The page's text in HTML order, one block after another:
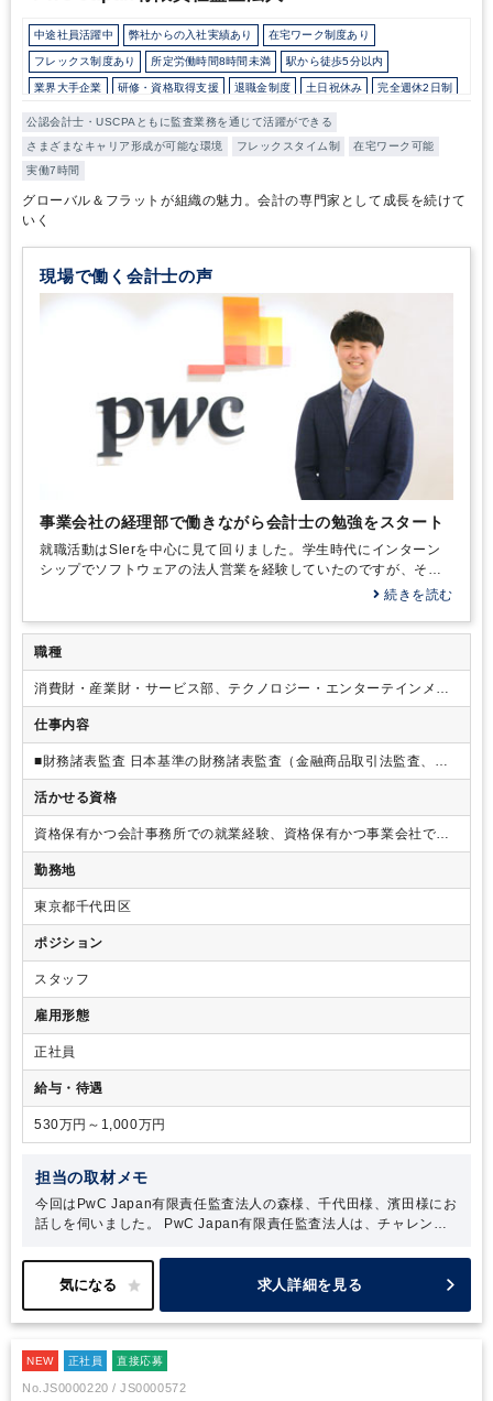
構築されていて、お互いに敬意を持ちながら働いているのもクロー
ム税理士法人の魅力です。自分をスキルアップさせたい方、事務所
のメンバーと共に「お客様のために」何ができるかを追求したい方
にとっては、長く就業できる税理士法人だと思います。
中途社員活躍中 弊社からの入社実績あり 在宅ワーク制度あり
フレックス制度あり 所定労働時間8時間未満 駅から徒歩5分以内
業界大手企業 研修・資格取得支援 退職金制度 土日祝休み 完全週休2日制
年間休日120日以上 総合力（Big４～準大手）
公認会計士・USCPAともに監査業務を通じて活躍ができる
さまざまなキャリア形成が可能な環境
フレックスタイム制
在宅ワーク可能
実働7時間
グローバル＆フラットが組織の魅力。会計の専門家として成長を続けて
いく
現場で働く会計士の声
事業会社の経理部で働きながら会計士の勉強をスタート
就職活動はSlerを中心に見て回りました。学生時代にインターン
シップでソフトウェアの法人営業を経験していたのですが、それ
が楽しくて。とはいえ、まったく同じことをするのも面白くない
続きを読む
職種
消費財・産業財・サービス部、テクノロジー・エンターテインメン
ト部での会計監査
仕事内容
■財務諸表監査 日本基準の財務諸表監査（金融商品取引法監査、会
社法監査、各種業法に基づく監査、公開準備会社の財務諸表監査、
特殊法人監査、その他）、海外基準の財務諸表監査（国際監査基準
に基づく監査、米国監査基準に基づく監査） ■内部統制監査
活かせる資格
資格保有かつ会計事務所での就業経験、資格保有かつ事業会社での
経理部門経験、資格保有かつ海外営業や経営企画部門での経験 な
ど
勤務地
東京都千代田区
ポジション
スタッフ
雇用形態
正社員
給与・待遇
530万円～1,000万円
担当の取材メモ
今回はPwC Japan有限責任監査法人の森様、千代田様、濱田様にお
話しを伺いました。
としているのは、大手監査法人ならではのサービスラインの多さも
ありますが、コーチ制度に力を入れることで、若手が安心して挑戦
ノーマル時代』に相応しい働き方を実現するための制度も整ってお
スの提供を可能としているのだと感じました。
し、さまざまな経験をしたいという方はぜひ応募してみてくださ
求人詳細を見る
NEW 正社員 直接応募
No.JS0000220 / JS0000572